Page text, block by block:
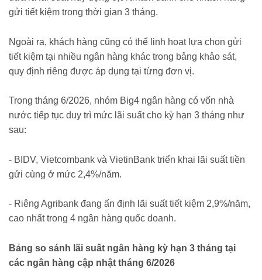
gửi tiết kiệm trong thời gian 3 tháng.
Ngoài ra, khách hàng cũng có thể linh hoạt lựa chọn gửi
tiết kiệm tại nhiều ngân hàng khác trong bảng khảo sát,
quy định riêng được áp dụng tại từng đơn vị.
Trong tháng 6/2026, nhóm Big4 ngân hàng có vốn nhà
nước tiếp tục duy trì mức lãi suất cho kỳ hạn 3 tháng như
sau:
- BIDV, Vietcombank và VietinBank triển khai lãi suất tiền
gửi cùng ở mức 2,4%/năm.
- Riêng Agribank đang ấn định lãi suất tiết kiệm 2,9%/năm,
cao nhất trong 4 ngân hàng quốc doanh.
Bảng so sánh lãi suất ngân hàng kỳ hạn 3 tháng tại
các ngân hàng cập nhật tháng 6/2026